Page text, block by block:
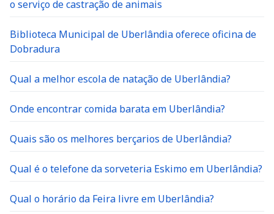
o serviço de castração de animais
Biblioteca Municipal de Uberlândia oferece oficina de
Dobradura
Qual a melhor escola de natação de Uberlândia?
Onde encontrar comida barata em Uberlândia?
Quais são os melhores berçarios de Uberlândia?
Qual é o telefone da sorveteria Eskimo em Uberlândia?
Qual o horário da Feira livre em Uberlândia?